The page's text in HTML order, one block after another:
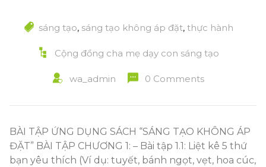
sáng tạo, sáng tạo không áp đặt, thực hành
Cộng đồng cha mẹ dạy con sáng tạo
wa_admin 0 Comments
BÀI TẬP ỨNG DỤNG SÁCH “SÁNG TẠO KHÔNG ÁP
ĐẶT” BÀI TẬP CHƯƠNG 1: – Bài tập 1.1: Liệt kê 5 thứ
bạn yêu thích (Ví dụ: tuyết, bánh ngọt, vẹt, hoa cúc,